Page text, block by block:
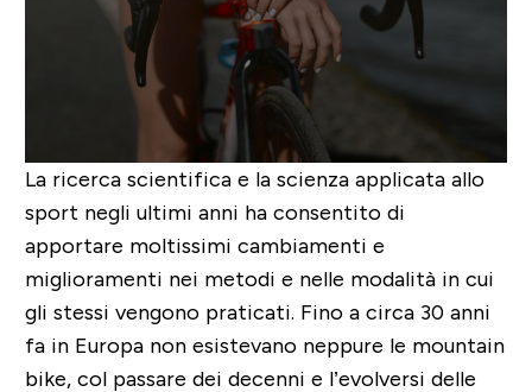
La ricerca scientifica e la scienza applicata allo
sport negli ultimi anni ha consentito di
apportare moltissimi cambiamenti e
miglioramenti nei metodi e nelle modalità in cui
gli stessi vengono praticati. Fino a circa 30 anni
fa in Europa non esistevano neppure le mountain
bike, col passare dei decenni e l’evolversi delle